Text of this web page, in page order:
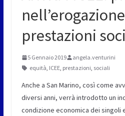
prestazioni
5 Gennaio 2019
angela.venturini
equità, ICEE, prestazioni, sociali
Anche a San Marino, così come
diversi anni, verrà introdotto un
condizione economica dei singoli